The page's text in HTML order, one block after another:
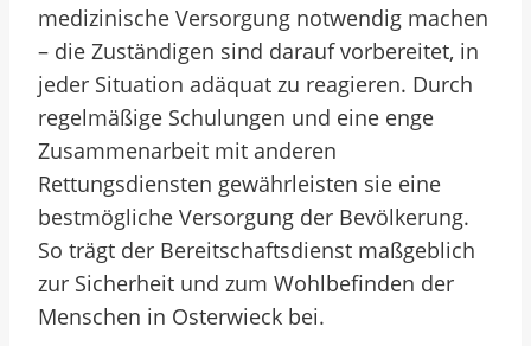
medizinische Versorgung notwendig machen
– die Zuständigen sind darauf vorbereitet, in
jeder Situation adäquat zu reagieren. Durch
regelmäßige Schulungen und eine enge
Zusammenarbeit mit anderen
Rettungsdiensten gewährleisten sie eine
bestmögliche Versorgung der Bevölkerung.
So trägt der Bereitschaftsdienst maßgeblich
zur Sicherheit und zum Wohlbefinden der
Menschen in Osterwieck bei.